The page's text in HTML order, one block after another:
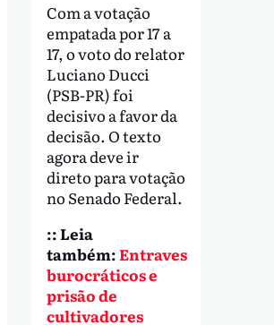
Com a votação
empatada por 17 a
17, o voto do relator
Luciano Ducci
(PSB-PR) foi
decisivo a favor da
decisão. O texto
agora deve ir
direto para votação
no Senado Federal.
:: Leia
também:Entraves
burocráticos e
prisão de
cultivadores